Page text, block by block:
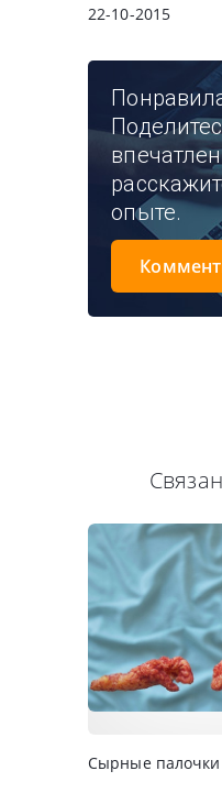
22-10-2015
опыте.
Сырные палочки